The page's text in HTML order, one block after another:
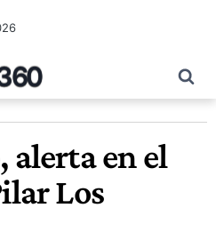
alerta en el
Los